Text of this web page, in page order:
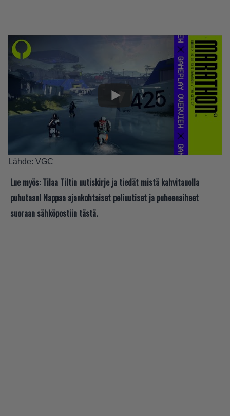
Lähde: VGC
Lue myös: Tilaa Tiltin uutiskirje ja tiedät mistä kahvitauolla
puhutaan! Nappaa ajankohtaiset peliuutiset ja puheenaiheet
suoraan sähköpostiin tästä.